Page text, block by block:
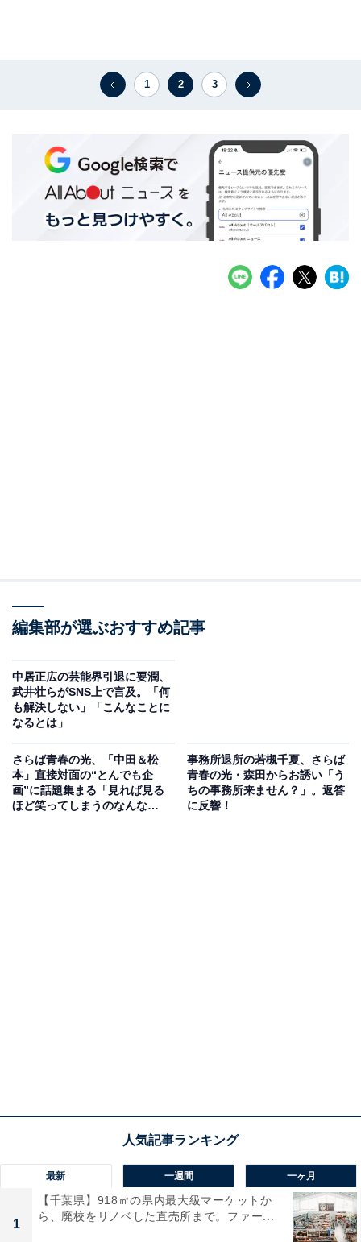
1 2 3
編集部が選ぶおすすめ記事
中居正広の芸能界引退に要潤、
武井壮らがSNS上で言及。「何
も解決しない」「こんなことに
なるとは」
さらば青春の光、「中田＆松
本」直接対面の“とんでも企
画”に話題集まる「見れば見る
ほど笑ってしまうのなんな
事務所退所の若槻千夏、さらば
青春の光・森田からお誘い「う
ちの事務所来ません？」。返答
に反響！
最新 一週間 一ヶ月
1
【千葉県】918㎡の県内最大級マーケットか
ら、廃校をリノベした直売所まで。ファー...